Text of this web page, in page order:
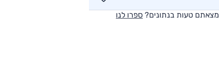
מצאתם טעות בנתונים? ספרו לנו